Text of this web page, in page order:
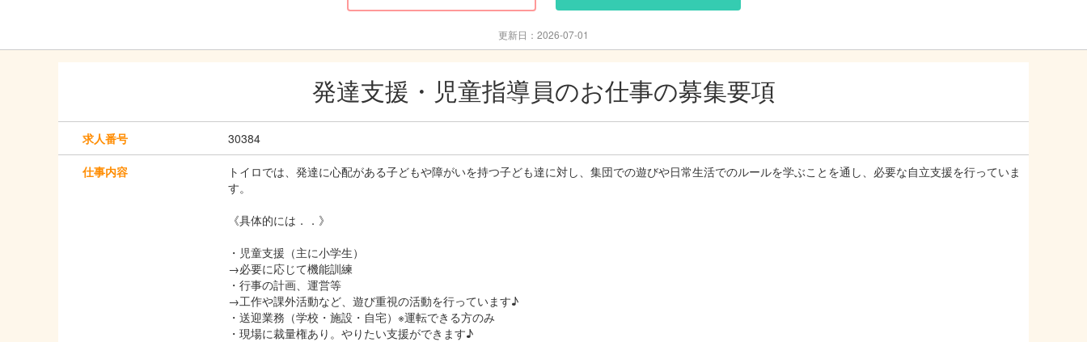
更新日：2026-07-01
発達支援・児童指導員のお仕事の募集要項
求人番号 30384
仕事内容
トイロでは、発達に心配がある子どもや障がいを持つ子ども達に対し、集団での遊びや日常生活でのルールを学ぶことを通し、必要な自立支援を行っていま
す。
《具体的には．．》
・児童支援（主に小学生）
→必要に応じて機能訓練
・行事の計画、運営等
→工作や課外活動など、遊び重視の活動を行っています♪
・送迎業務（学校・施設・自宅）※運転できる方のみ
・現場に裁量権あり。やりたい支援ができます♪